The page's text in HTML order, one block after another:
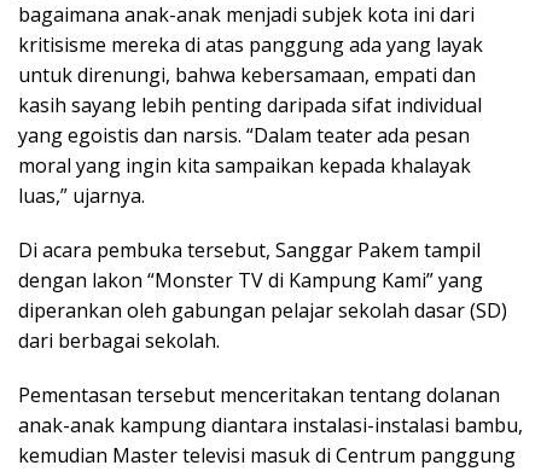
bagaimana anak-anak menjadi subjek kota ini dari
kritisisme mereka di atas panggung ada yang layak
untuk direnungi, bahwa kebersamaan, empati dan
kasih sayang lebih penting daripada sifat individual
yang egoistis dan narsis. “Dalam teater ada pesan
moral yang ingin kita sampaikan kepada khalayak
luas,” ujarnya.
Di acara pembuka tersebut, Sanggar Pakem tampil
dengan lakon “Monster TV di Kampung Kami” yang
diperankan oleh gabungan pelajar sekolah dasar (SD)
dari berbagai sekolah.
Pementasan tersebut menceritakan tentang dolanan
anak-anak kampung diantara instalasi-instalasi bambu,
kemudian Master televisi masuk di Centrum panggung